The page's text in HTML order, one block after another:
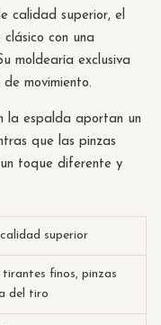
calidad superior, el
con una
moldearía exclusiva
movimiento.
la espalda aportan un
que las pinzas
toque diferente y
superior
finos, pinzas
del tiro